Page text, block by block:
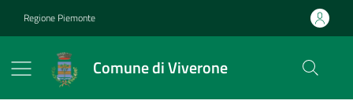
Regione Piemonte
Comune di Viverone